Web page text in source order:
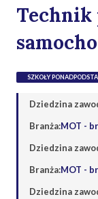
Technik
SZKOŁY
Dziedzina
Branża:MOT -
Dziedzina
Branża:MOT -
Dziedzina